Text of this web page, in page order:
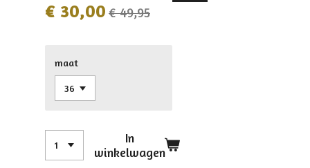
€ 30,00 € 49,95
maat
In
winkelwagen